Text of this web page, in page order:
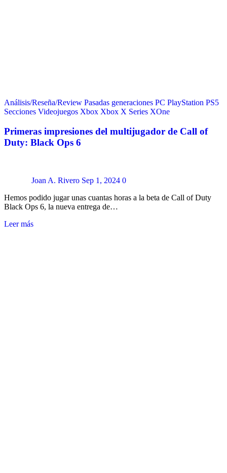
Análisis/Reseña/Review Pasadas generaciones PC PlayStation PS5
Secciones Videojuegos Xbox Xbox X Series XOne
Primeras impresiones del multijugador de Call of
Duty: Black Ops 6
Joan A. Rivero Sep 1, 2024 0
Hemos podido jugar unas cuantas horas a la beta de Call of Duty
Black Ops 6, la nueva entrega de…
Leer más